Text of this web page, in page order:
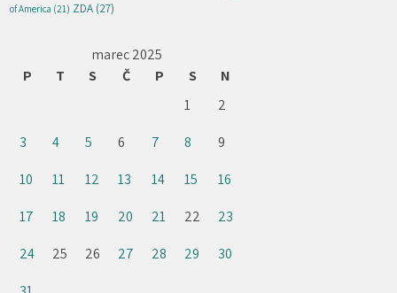
of America (21) ZDA (27)
marec 2025
P
T S Č P S
N
1
2
3
4 5 6 7 8
9
10
11 12 13 14 15
16
17
18 19 20 21 22
23
24
25 26 27 28 29
30